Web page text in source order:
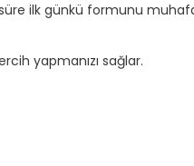
süre ilk günkü formunu
yapmanızı sağlar.